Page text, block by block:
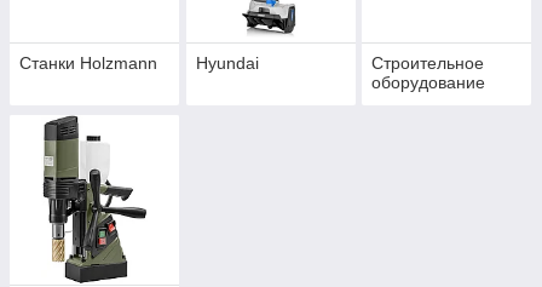
Станки Holzmann Hyundai
Строительное
оборудование